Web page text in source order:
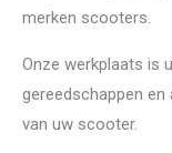
merken scooters.
Onze werkplaats is
gereedschappen
van uw scooter.